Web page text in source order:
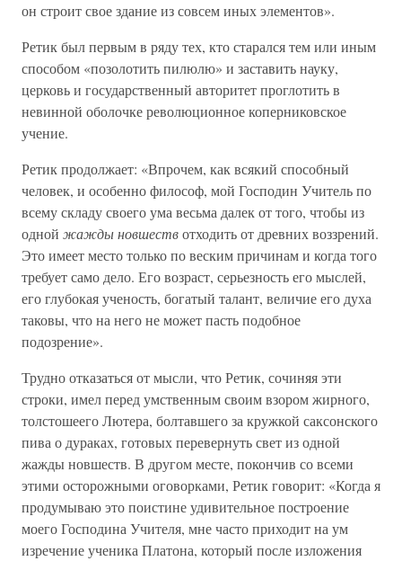
он строит свое здание из совсем иных элементов».
Ретик был первым в ряду тех, кто старался тем или иным
способом «позолотить пилюлю» и заставить науку,
церковь и государственный авторитет проглотить в
невинной оболочке революционное коперниковское
учение.
Ретик продолжает: «Впрочем, как всякий способный
человек, и особенно философ, мой Господин Учитель по
всему складу своего ума весьма далек от того, чтобы из
одной жажды новшествотходить от древних воззрений.
Это имеет место только по веским причинам и когда того
требует само дело. Его возраст, серьезность его мыслей,
его глубокая ученость, богатый талант, величие его духа
таковы, что на него не может пасть подобное
подозрение».
Трудно отказаться от мысли, что Ретик, сочиняя эти
строки, имел перед умственным своим взором жирного,
толстошеего Лютера, болтавшего за кружкой саксонского
пива о дураках, готовых перевернуть свет из одной
жажды новшеств. В другом месте, покончив со всеми
этими осторожными оговорками, Ретик говорит: «Когда я
продумываю это поистине удивительное построение
моего Господина Учителя, мне часто приходит на ум
изречение ученика Платона, который после изложения